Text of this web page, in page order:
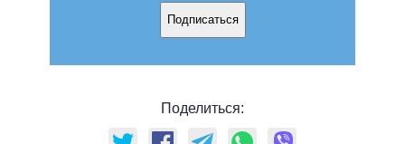
Подписаться
Поделиться: